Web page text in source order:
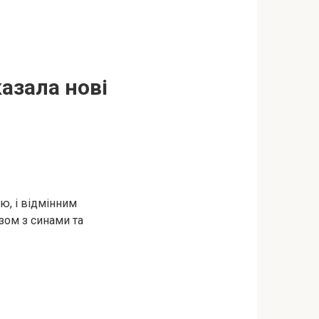
нові
і відмінним
з синами та